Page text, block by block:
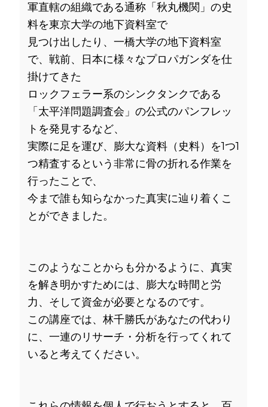
軍直轄の組織である通称「秋丸機関」の史
料を東京大学の地下資料室で
見つけ出したり、一橋大学の地下資料室
で、戦前、日本に様々なプロパガンダを仕
掛けてきた
ロックフェラー系のシンクタンクである
「太平洋問題調査会」の公式のパンフレッ
トを発見するなど、
実際に足を運び、膨大な資料（史料）を1つ1
つ精査するという非常に骨の折れる作業を
行ったことで、
今まで誰も知らなかった真実に辿り着くこ
とができました。
このようなことからも分かるように、真実
を解き明かすためには、膨大な時間と労
力、そして資金が必要となるのです。
この講座では、林千勝氏があなたの代わり
に、一連のリサーチ・分析を行ってくれて
いると考えてください。